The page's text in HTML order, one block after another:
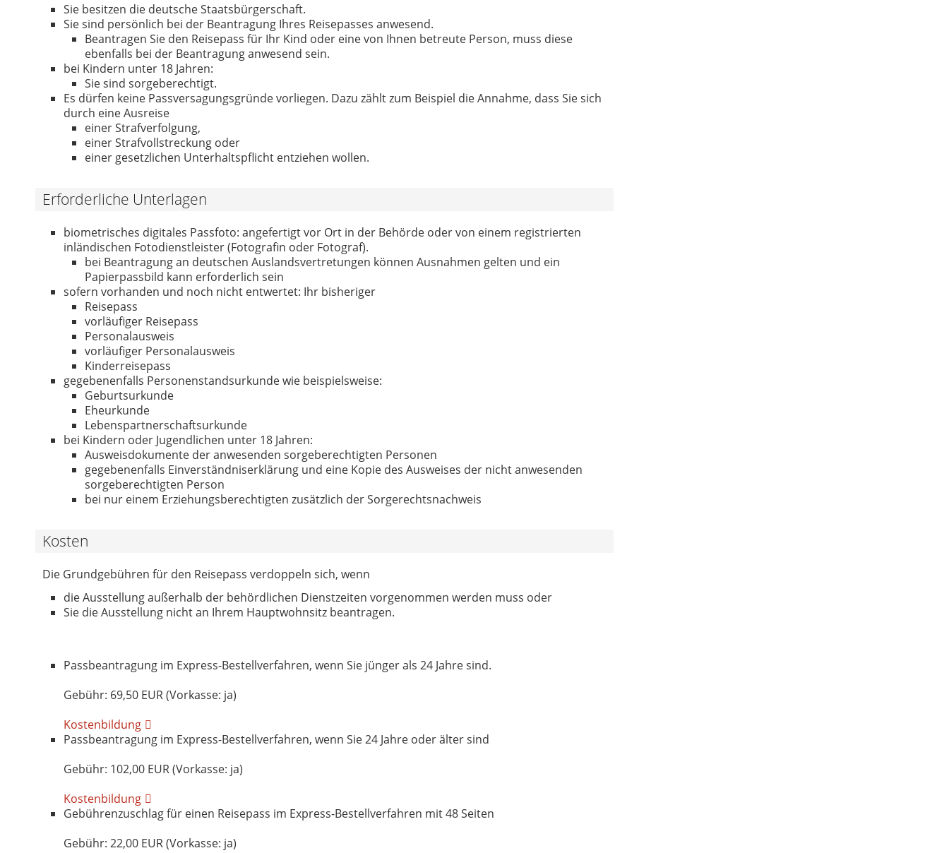
Sie besitzen die deutsche Staatsbürgerschaft.
Sie sind persönlich bei der Beantragung Ihres Reisepasses anwesend.
Beantragen Sie den Reisepass für Ihr Kind oder eine von Ihnen betreute Person, muss diese
ebenfalls bei der Beantragung anwesend sein.
bei Kindern unter 18 Jahren:
Sie sind sorgeberechtigt.
Es dürfen keine Passversagungsgründe vorliegen. Dazu zählt zum Beispiel die Annahme, dass Sie sich
durch eine Ausreise
einer Strafverfolgung,
einer Strafvollstreckung oder
einer gesetzlichen Unterhaltspflicht entziehen wollen.
Erforderliche Unterlagen
biometrisches digitales Passfoto: angefertigt vor Ort in der Behörde oder von einem registrierten
inländischen Fotodienstleister (Fotografin oder Fotograf).
bei Beantragung an deutschen Auslandsvertretungen können Ausnahmen gelten und ein
Papierpassbild kann erforderlich sein
sofern vorhanden und noch nicht entwertet: Ihr bisheriger
Reisepass
vorläufiger Reisepass
Personalausweis
vorläufiger Personalausweis
Kinderreisepass
gegebenenfalls Personenstandsurkunde wie beispielsweise:
Geburtsurkunde
Eheurkunde
Lebenspartnerschaftsurkunde
bei Kindern oder Jugendlichen unter 18 Jahren:
Ausweisdokumente der anwesenden sorgeberechtigten Personen
gegebenenfalls Einverständniserklärung und eine Kopie des Ausweises der nicht anwesenden
sorgeberechtigten Person
bei nur einem Erziehungsberechtigten zusätzlich der Sorgerechtsnachweis
Kosten
Die Grundgebühren für den Reisepass verdoppeln sich, wenn
die Ausstellung außerhalb der behördlichen Dienstzeiten vorgenommen werden muss oder
Sie die Ausstellung nicht an Ihrem Hauptwohnsitz beantragen.
Passbeantragung im Express-Bestellverfahren, wenn Sie jünger als 24 Jahre sind.
Gebühr: 69,50 EUR (Vorkasse: ja)
Kostenbildung
Passbeantragung im Express-Bestellverfahren, wenn Sie 24 Jahre oder älter sind
Gebühr: 102,00 EUR (Vorkasse: ja)
Kostenbildung
Gebührenzuschlag für einen Reisepass im Express-Bestellverfahren mit 48 Seiten
Gebühr: 22,00 EUR (Vorkasse: ja)